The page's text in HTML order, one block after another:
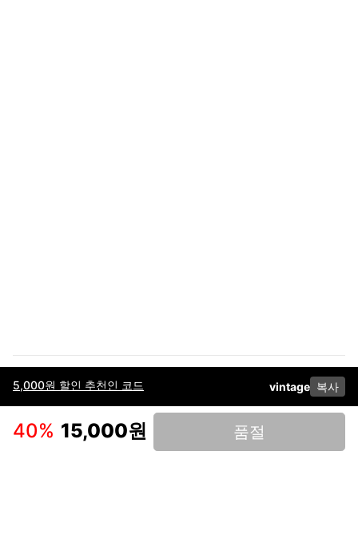
5,000원 할인 추천인 코드 vintage 복사
40% 15,000원 품절
이용약관고객센터판매개인정보 처리방침사업자 정보다운로드
인스타그램